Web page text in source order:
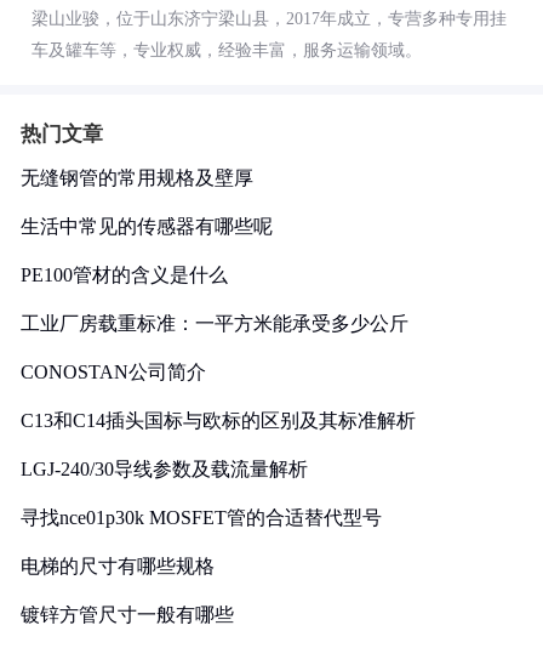
梁山业骏，位于山东济宁梁山县，2017年成立，专营多种专用挂
车及罐车等，专业权威，经验丰富，服务运输领域。
热门文章
无缝钢管的常用规格及壁厚
生活中常见的传感器有哪些呢
PE100管材的含义是什么
工业厂房载重标准：一平方米能承受多少公斤
CONOSTAN公司简介
C13和C14插头国标与欧标的区别及其标准解析
LGJ-240/30导线参数及载流量解析
寻找nce01p30k MOSFET管的合适替代型号
电梯的尺寸有哪些规格
镀锌方管尺寸一般有哪些